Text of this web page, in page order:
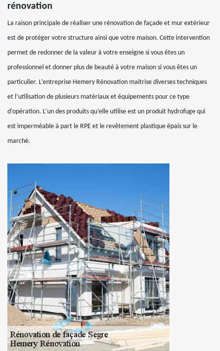
rénovation
La raison principale de réaliser une rénovation de façade et mur extérieur
est de protéger votre structure ainsi que votre maison. Cette intervention
permet de redonner de la valeur à votre enseigne si vous êtes un
professionnel et donner plus de beauté à votre maison si vous êtes un
particulier. L’entreprise Hemery Rénovation maitrise diverses techniques
et l’utilisation de plusieurs matériaux et équipements pour ce type
d’opération. L’un des produits qu’elle utilise est un produit hydrofuge qui
est imperméable à part le RPE et le revêtement plastique épais sur le
marché.